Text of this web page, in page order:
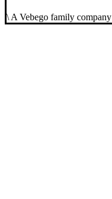
\ A Vebego family company